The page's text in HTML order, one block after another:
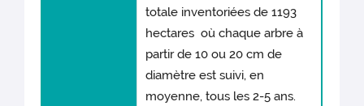
totale inventoriées de 1193
hectares où chaque arbre à
partir de 10 ou 20 cm de
diamètre est suivi, en
moyenne, tous les 2-5 ans.